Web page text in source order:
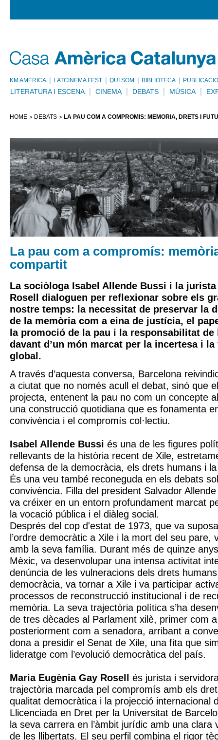
KM AMÈRICA LATCINEMA FEST QUI SOM BIBLIOTECA
LITERATURA I ESCENA CINEMA DEBATS MÚSICA
HOME DEBATS LA PAU COM A COMPROMÍS: MEMÒRIA, DRETS I
La pau com a compromís:
compartit
La sociòloga Isabel Allende Bussi i la
Rosell
dialoguen per reflexionar sobre els
nostre temps: la necessitat de preservar la
de la memòria com a eina de justícia, el
la promoció de la pau i la responsabilitat
davant d’un món marcat per la incertesa i
global.
A través d’aquesta conversa, Barcelona
a ciutat que no només acull el debat, sinó que
projecta, entenent la pau no com un concepte
una construcció quotidiana que es fonamenta
convivència i el compromís col·lectiu.
Isabel Allende Bussi és una de les figures
rellevants de la història recent de Xile,
defensa de la democràcia, els drets humans i
És una veu també reconeguda en els debats
convivència. Filla del president Salvador
va créixer en un entorn profundament marcat
la vocació pública i el diàleg social.
Després del cop d'estat de 1973, que va
l’ordre democràtic a Xile i la mort del seu pare,
amb la seva família. Durant més de quinze
Mèxic, va desenvolupar una intensa activitat
denúncia de les vulneracions dels drets
democràcia, va tornar a Xile i va participar
processos de reconstrucció institucional i de
memòria. La seva trajectòria política s’ha
de tres dècades al Parlament xilè, primer com
posteriorment com a senadora, arribant a
dona a presidir el Senat de Xile, una fita que
lideratge com l’evolució democràtica del país.
Maria Eugènia Gay Rosell
és jurista i
trajectòria marcada pel compromís amb els
qualitat democràtica i la projecció internacional
Llicenciada en Dret per la Universitat de
la seva carrera en l’àmbit jurídic amb una clara
de les llibertats. El seu perfil combina el rigor